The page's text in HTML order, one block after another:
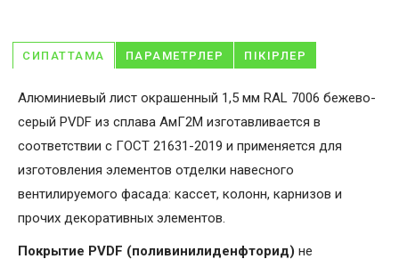
СИПАТТАМА ПАРАМЕТРЛЕР ПІКІРЛЕР
Алюминиевый лист окрашенный 1,5 мм RAL 7006 бежево-
серый PVDF из сплава АмГ2М изготавливается в
соответствии с ГОСТ 21631-2019 и применяется для
изготовления элементов отделки навесного
вентилируемого фасада: кассет, колонн, карнизов и
прочих декоративных элементов.
Покрытие PVDF (поливинилиденфторид) не